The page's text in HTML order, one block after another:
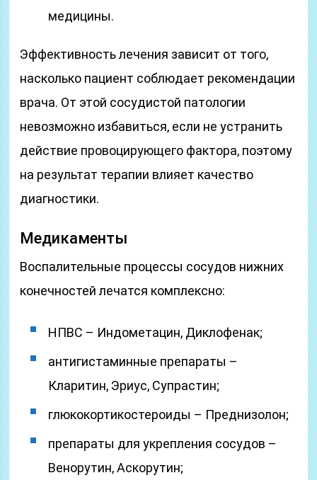
медицины.
Эффективность лечения зависит от того,
насколько пациент соблюдает рекомендации
врача. От этой сосудистой патологии
невозможно избавиться, если не устранить
действие провоцирующего фактора, поэтому
на результат терапии влияет качество
диагностики.
Медикаменты
Воспалительные процессы сосудов нижних
конечностей лечатся комплексно:
НПВС – Индометацин, Диклофенак;
антигистаминные препараты –
Кларитин, Эриус, Супрастин;
глюкокортикостероиды – Преднизолон;
препараты для укрепления сосудов –
Венорутин, Аскорутин;